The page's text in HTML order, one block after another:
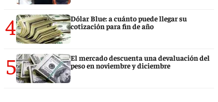
4
Dólar Blue: a cuánto puede llegar su
cotización para fin de año
5
El mercado descuenta una devaluación del
peso en noviembre y diciembre